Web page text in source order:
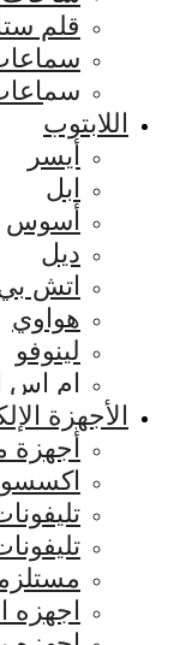
قلم
اللابتوب
أيسر
ابل
أسوس
ديل
اتش
هواوي
لينوفو
ام اس
الأجهزة
أجهزة
اجهزه